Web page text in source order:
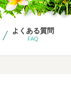
よくある質問
FAQ